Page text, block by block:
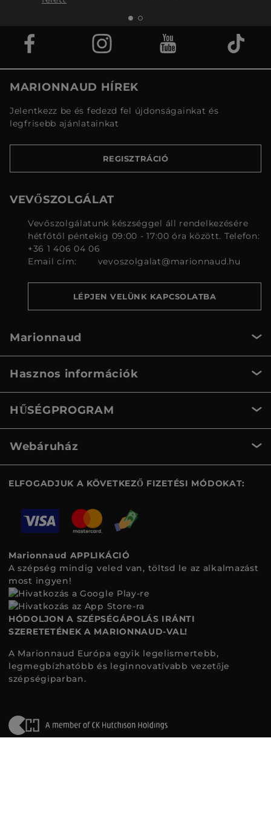
MARIONNAUD HÍREK
Jelentkezz be és fedezd fel újdonságainkat és
legfrisebb ajánlatainkat
REGISZTRÁCIÓ
VEVŐSZOLGÁLAT
Vevőszolgálatunk készséggel áll rendelkezésére
hétfőtől péntekig 09:00 - 17:00 óra között. Telefon:
+36 1 406 04 06
Email cím:
vevoszolgalat@marionnaud.hu
LÉPJEN VELÜNK KAPCSOLATBA
Marionnaud
Hasznos információk
HŰSÉGPROGRAM
Webáruház
ELFOGADJUK A KÖVETKEZŐ FIZETÉSI MÓDOKAT:
Marionnaud APPLIKÁCIÓ
A szépség mindig veled van, töltsd le az alkalmazást
most ingyen!
HÓDOLJON A SZÉPSÉGÁPOLÁS IRÁNTI
SZERETETÉNEK A MARIONNAUD-VAL!
A Marionnaud Európa egyik legelismertebb,
legmegbízhatóbb és leginnovatívabb vezetője
szépségiparban.